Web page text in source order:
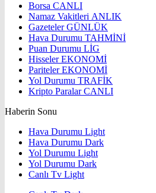
Borsa CANLI
Namaz Vakitleri ANLIK
GazetelerGÜNLÜK
Hava Durumu TAHMİNİ
Puan Durumu LİG
HisselerEKONOMİ
ParitelerEKONOMİ
Yol Durumu TRAFİK
Kripto ParalarCANLI
Haberin Sonu
Hava Durumu Light
Hava Durumu Dark
Yol Durumu Light
Yol Durumu Dark
Canlı Tv Light